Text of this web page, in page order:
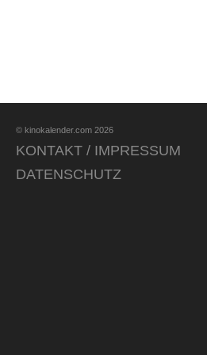
© kinokalender.com 2026
KONTAKT / IMPRESSUM
DATENSCHUTZ